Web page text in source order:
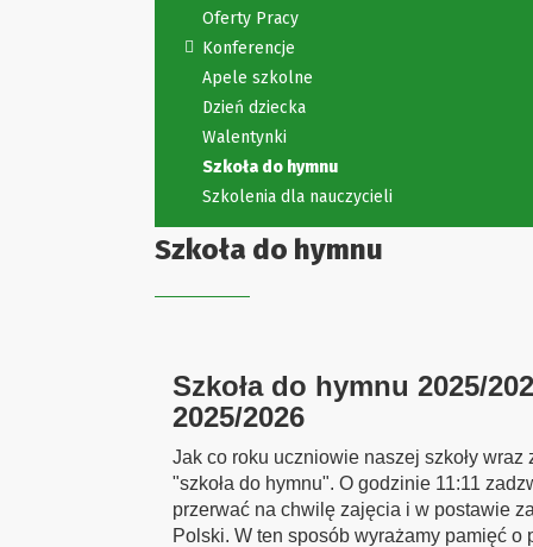
Oferty Pracy
Konferencje
Apele szkolne
Dzień dziecka
Walentynki
Szkoła do hymnu
Szkolenia dla nauczycieli
Szkoła do hymnu
Szkoła do hymnu 2025/
2025/2026
Jak co roku uczniowie naszej szkoły
"szkoła do hymnu". O godzinie 11:11
przerwać na chwilę zajęcia i w postawie
Polski. W ten sposób wyrażamy pamięć